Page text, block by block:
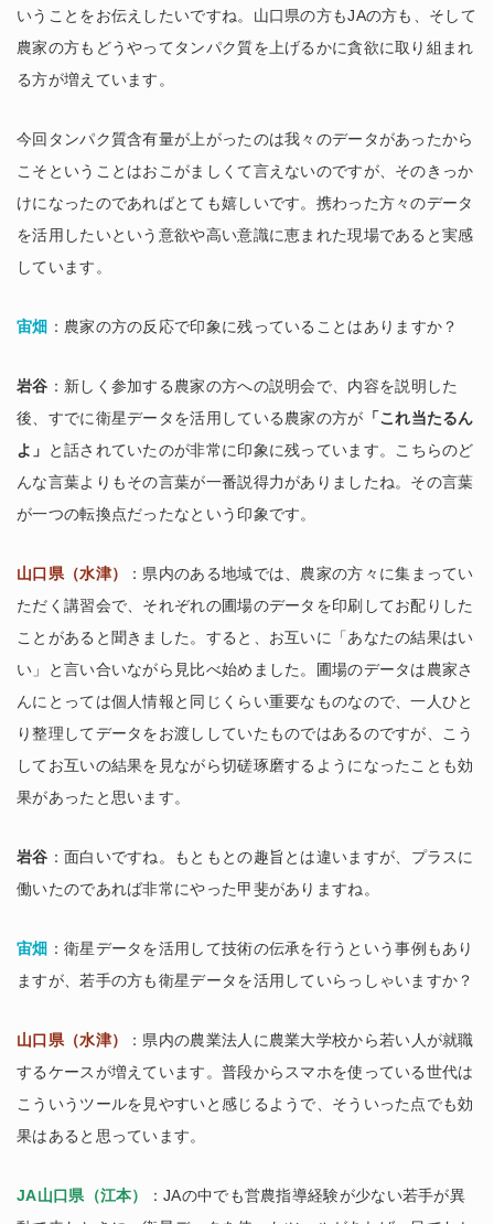
いうことをお伝えしたいですね。山口県の方もJAの方も、そして
農家の方もどうやってタンパク質を上げるかに貪欲に取り組まれ
る方が増えています。
今回タンパク質含有量が上がったのは我々のデータがあったから
こそということはおこがましくて言えないのですが、そのきっか
けになったのであればとても嬉しいです。携わった方々のデータ
を活用したいという意欲や高い意識に恵まれた現場であると実感
しています。
宙畑 ：農家の方の反応で印象に残っていることはありますか？
岩谷 ：新しく参加する農家の方への説明会で、内容を説明した
後、すでに衛星データを活用している農家の方が 「これ当たるん
よ」
と話されていたのが非常に印象に残っています。こちらのど
んな言葉よりもその言葉が一番説得力がありましたね。その言葉
が一つの転換点だったなという印象です。
山口県（水津）
：県内のある地域では、農家の方々に集まってい
ただく講習会で、それぞれの圃場のデータを印刷してお配りした
ことがあると聞きました。すると、お互いに「あなたの結果はい
い」と言い合いながら見比べ始めました。圃場のデータは農家さ
んにとっては個人情報と同じくらい重要なものなので、一人ひと
り整理してデータをお渡ししていたものではあるのですが、こう
してお互いの結果を見ながら切磋琢磨するようになったことも効
果があったと思います。
岩谷 ：面白いですね。もともとの趣旨とは違いますが、プラスに
働いたのであれば非常にやった甲斐がありますね。
宙畑 ：衛星データを活用して技術の伝承を行うという事例もあり
ますが、若手の方も衛星データを活用していらっしゃいますか？
山口県（水津）
：県内の農業法人に農業大学校から若い人が就職
するケースが増えています。普段からスマホを使っている世代は
こういうツールを見やすいと感じるようで、そういった点でも効
果はあると思っています。
JA山口県（江本）
：JAの中でも営農指導経験が少ない若手が異